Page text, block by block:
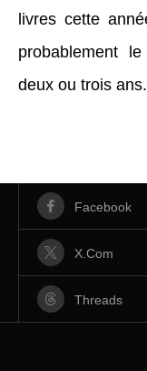
livres cette
probablement
deux ou trois ans.
Facebook
X.com
Threads